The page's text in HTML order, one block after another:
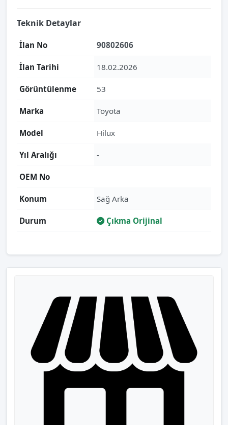
Teknik Detaylar
İlan No 90802606
İlan Tarihi 18.02.2026
Görüntülenme 53
Marka Toyota
Model Hilux
Yıl Aralığı -
OEM No
Konum Sağ Arka
Durum Çıkma Orijinal